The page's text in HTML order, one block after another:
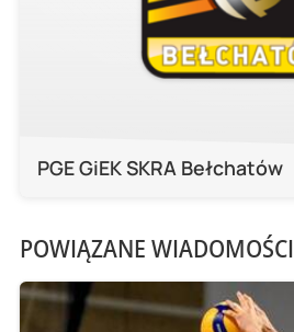
PGE GiEK SKRA Bełchatów
POWIĄZANE WIADOMOŚCI